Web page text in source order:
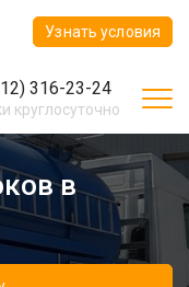
Узнать условия
316-23-24
круглосуточно
в